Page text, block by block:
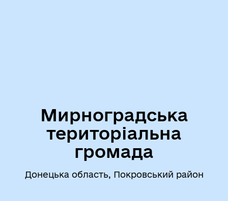
Мирноградська
територіальна
громада
Донецька область, Покровський район